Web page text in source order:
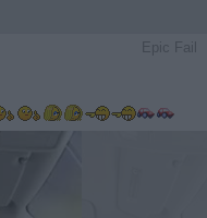
Epic Fail